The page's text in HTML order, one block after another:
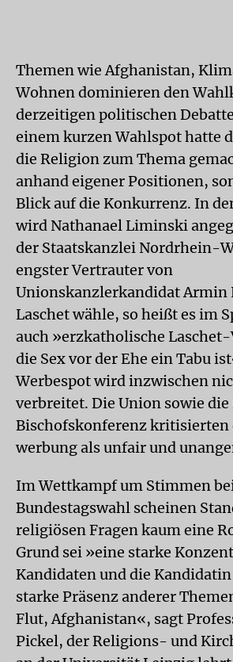
Themen wie Afghanistan,
Wohnen dominieren den
derzeitigen politischen
einem kurzen Wahlspot hatte
die Religion zum Thema
anhand eigener Positionen,
Blick auf die Konkurrenz. In
wird Nathanael Liminski
der Staatskanzlei Nordrhein-
engster Vertrauter von
Unionskanzlerkandidat Armin
Laschet wähle, so heißt es im
auch »erzkatholische
die Sex vor der Ehe ein Tabu
Werbespot wird inzwischen
verbreitet. Die Union sowie die
Bischofskonferenz kritisierten
werbung als unfair und
Im Wettkampf um Stimmen
Bundestagswahl scheinen
religiösen Fragen kaum eine
Grund sei »eine starke
Kandidaten und die
starke Präsenz anderer
Flut, Afghanistan«, sagt
Pickel, der Religions- und